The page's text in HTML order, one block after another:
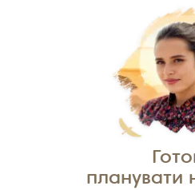
планувати